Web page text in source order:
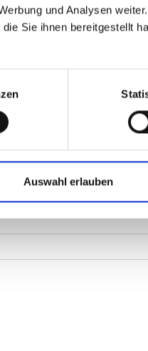
und Analysen
Sie ihnen bereitgestellt
Auswahl erlauben